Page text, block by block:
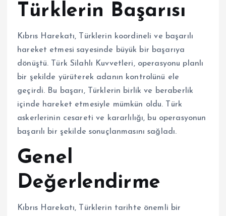
Türklerin Başarısı
Kıbrıs Harekatı, Türklerin koordineli ve başarılı
hareket etmesi sayesinde büyük bir başarıya
dönüştü. Türk Silahlı Kuvvetleri, operasyonu planlı
bir şekilde yürüterek adanın kontrolünü ele
geçirdi. Bu başarı, Türklerin birlik ve beraberlik
içinde hareket etmesiyle mümkün oldu. Türk
askerlerinin cesareti ve kararlılığı, bu operasyonun
başarılı bir şekilde sonuçlanmasını sağladı.
Genel
Değerlendirme
Kıbrıs Harekatı, Türklerin tarihte önemli bir